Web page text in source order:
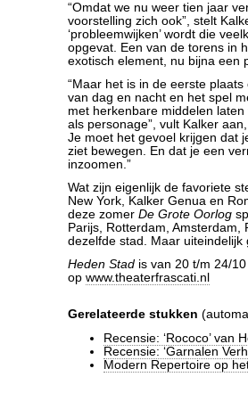
“Omdat we nu weer tien jaar
voorstelling zich ook”, stelt
‘probleemwijken’ wordt die
opgevat. Een van de torens in
exotisch element, nu bijna een
“Maar het is in de eerste
van dag en nacht en het spel
met herkenbare middelen
als personage”, vult Kalker
Je moet het gevoel krijgen dat
ziet bewegen. En dat je een
inzoomen.”
Wat zijn eigenlijk de favoriete
New York, Kalker Genua en
deze zomer De Grote Oorlog
Parijs, Rotterdam,
dezelfde stad. Maar
Heden Stad is van 20 t/m 24/
op www.theaterfrascati.nl
Gerelateerde stukken
Recensie: ‘Rococo’ van
Recensie: ‘Garnalen
Modern Repertoire op